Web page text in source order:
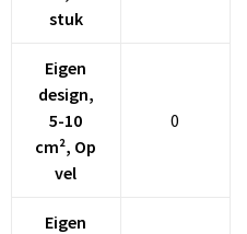
stuk
Eigen
design,
5-10
cm², Op
vel
0
Eigen